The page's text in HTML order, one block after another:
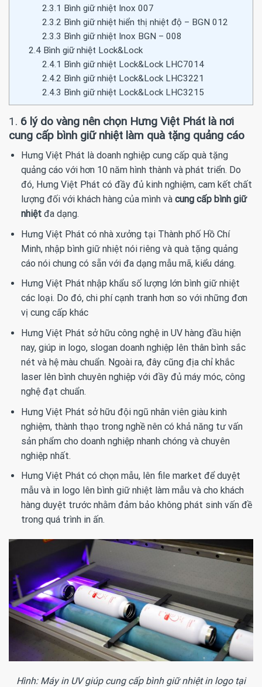
2.3.1 Bình giữ nhiệt Inox 007
2.3.2 Bình giữ nhiệt hiển thị nhiệt độ – BGN 012
2.3.3 Bình giữ nhiệt Inox BGN – 008
2.4 Bình giữ nhiệt Lock&Lock
2.4.1 Bình giữ nhiệt Lock&Lock LHC7014
2.4.2 Bình giữ nhiệt Lock&Lock LHC3221
2.4.3 Bình giữ nhiệt Lock&Lock LHC3215
1. 6 lý do vàng nên chọn Hưng Việt Phát là nơi
cung cấp bình giữ nhiệt làm quà tặng quảng cáo
Hưng Việt Phát là doanh nghiệp cung cấp quà tặng
quảng cáo với hơn 10 năm hình thành và phát triển. Do
đó, Hưng Việt Phát có đầy đủ kinh nghiệm, cam kết chất
lượng đối với khách hàng của mình và cung cấp bình giữ
nhiệtđa dạng.
Hưng Việt Phát có nhà xưởng tại Thành phố Hồ Chí
Minh, nhập bình giữ nhiệt nói riêng và quà tặng quảng
cáo nói chung có sẵn với đa dạng mẫu mã, kiểu dáng.
Hưng Việt Phát nhập khẩu số lượng lớn bình giữ nhiệt
các loại. Do đó, chi phí cạnh tranh hơn so với những đơn
vị cung cấp khác
Hưng Việt Phát sở hữu công nghệ in UV hàng đầu hiện
nay, giúp in logo, slogan doanh nghiệp lên thân bình sắc
nét và hệ màu chuẩn. Ngoài ra, đây cũng địa chỉ khắc
laser lên bình chuyên nghiệp với đầy đủ máy móc, công
nghệ đạt chuẩn.
Hưng Việt Phát sở hữu đội ngũ nhân viên giàu kinh
nghiệm, thành thạo trong nghề nên có khả năng tư vấn
sản phẩm cho doanh nghiệp nhanh chóng và chuyên
nghiệp nhất.
Hưng Việt Phát có chọn mẫu, lên file market để duyệt
mẫu và in logo lên bình giữ nhiệt làm mẫu và cho khách
hàng duyệt trước nhằm đảm bảo không phát sinh vấn đề
trong quá trình in ấn.
Hình: Máy in UV giúp cung cấp bình giữ nhiệt in logo tại